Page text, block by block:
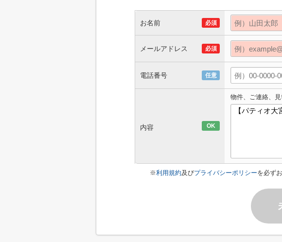
お名前 必須
メールアドレス 必須
電話番号 任意
内容 OK
物件、ご連絡、
※利用規約及びプライバシーポリシーを必ず